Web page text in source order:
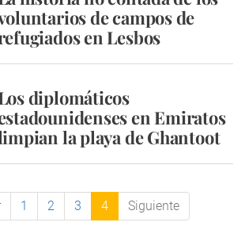
de campos de
en Lesbos
diplomáticos
en Emiratos
la playa de Ghantoot
1 2 3 4 Siguiente